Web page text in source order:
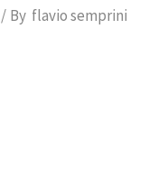
By flavio semprini